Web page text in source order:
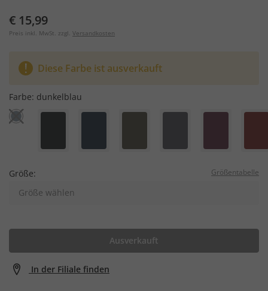
€ 15,99
Preis inkl. MwSt. zzgl. Versandkosten
Diese Farbe ist ausverkauft
Farbe: dunkelblau
Größe: Größentabelle
Größe wählen
Ausverkauft
In der Filiale finden